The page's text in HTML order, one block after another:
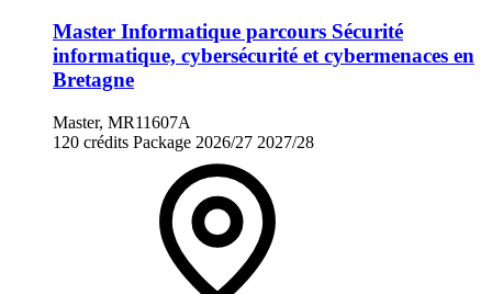
Master Informatique parcours Sécurité
informatique, cybersécurité et cybermenaces en
Bretagne
Master, MR11607A
120 crédits Package 2026/27 2027/28